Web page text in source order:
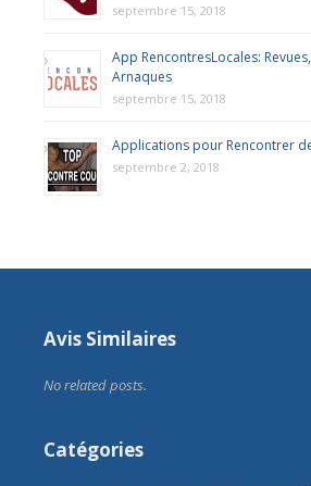
septembre 15, 2018
App RencontresLocales:
Arnaques
septembre 15, 2018
Applications pour Rencontrer
septembre 2, 2018
Avis Similaires
No related posts.
Catégories